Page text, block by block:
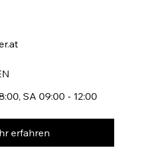
SA 09:00 - 12:00
erfahren